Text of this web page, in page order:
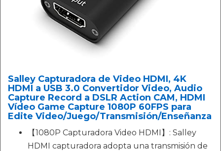
Salley Capturadora de Video HDMI, 4K
HDMI a USB 3.0 Convertidor Video, Audio
Capture Record a DSLR Action CAM, HDMI
Vídeo Game Capture 1080P 60FPS para
Edite Video/Juego/Transmisión/Enseñanza
【1080P Capturadora Video HDMI】: Salley
HDMI capturadora adopta una transmisión de